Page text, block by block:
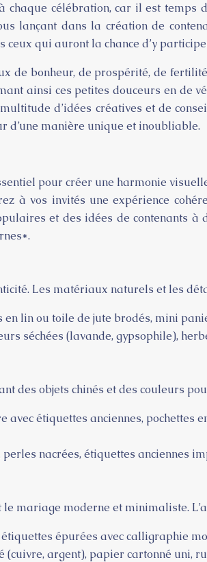
célébration, car il est
lançant dans la création de
qui auront la chance d’y
de bonheur, de prospérité, de
ainsi ces petites douceurs en de
d’idées créatives et de
d’une manière unique et inoubliable.
pour créer une harmonie
à vos invités une expérience
et des idées de contenants
Les matériaux naturels et les
lin ou toile de jute brodés, mini
séchées (lavande, gypsophile),
des objets chinés et des couleurs
étiquettes anciennes,
nacrées, étiquettes anciennes
mariage moderne et minimaliste.
épurées avec calligraphie
argent), papier cartonné uni,